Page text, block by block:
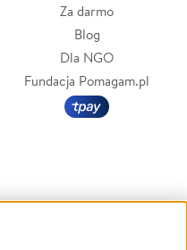
Za darmo
Blog
Dla NGO
Fundacja Pomagam.pl